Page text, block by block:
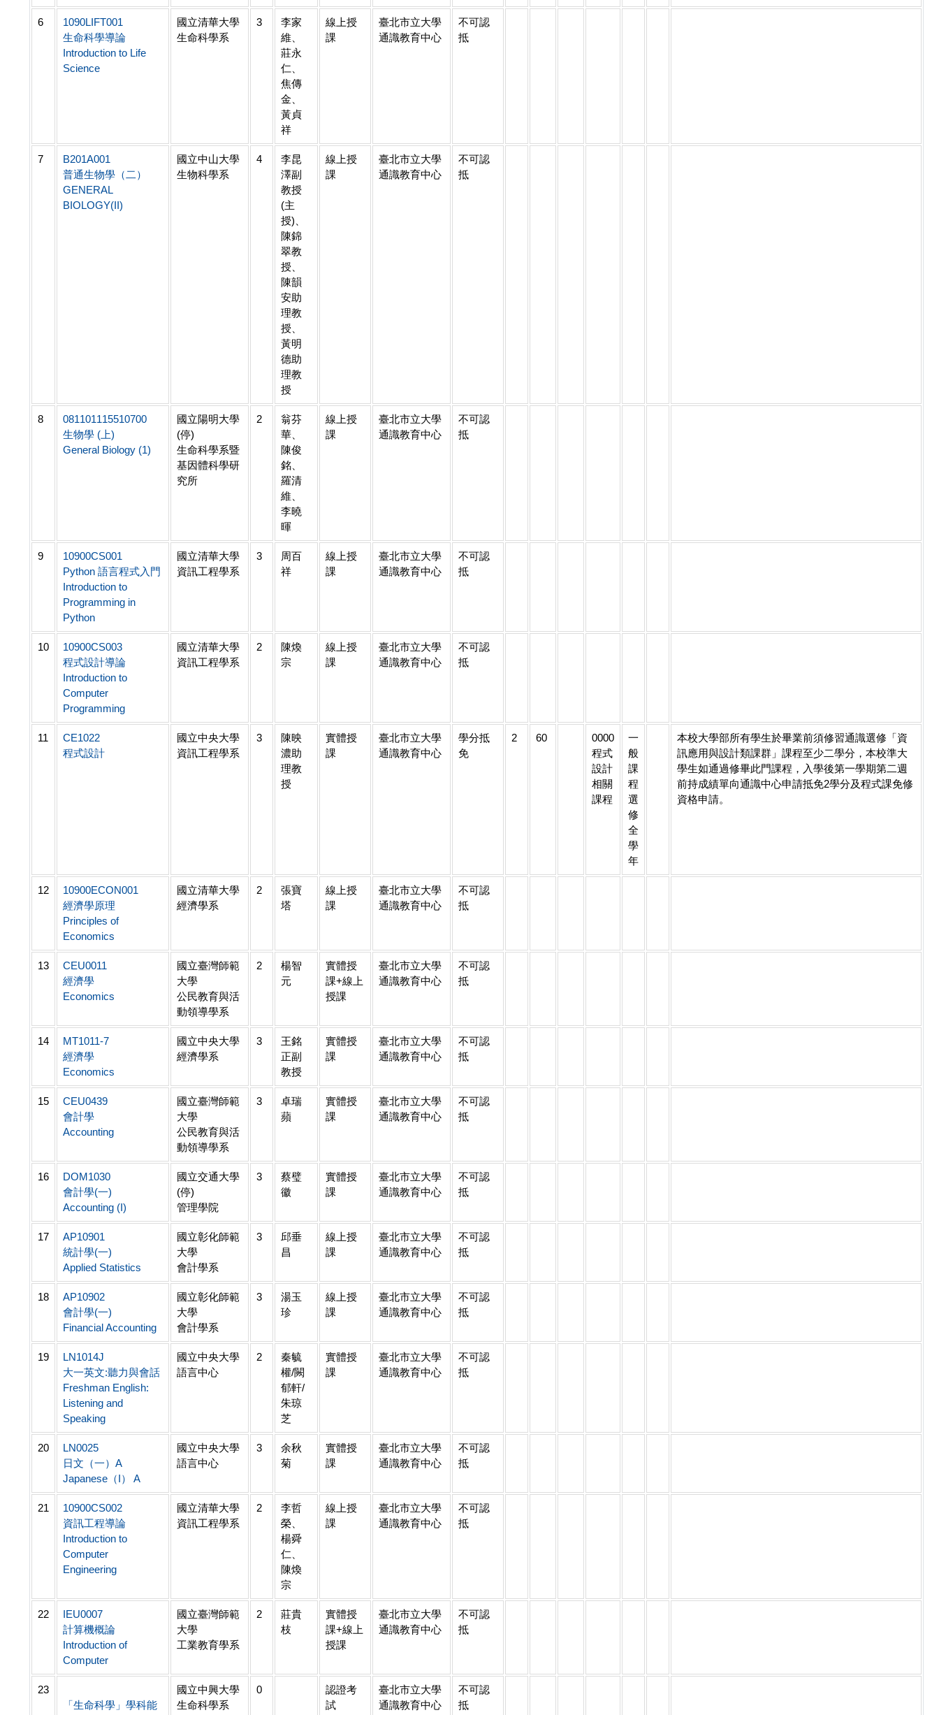
6
1090LIFT001
生命科學導論
Introduction to Life
Science
國立清華大學
生命科學系
3
李家
維、
莊永
仁、
焦傳
金、
黃貞
祥
線上授
課
臺北市立大學
通識教育中心
不可認
抵
7
B201A001
普通生物學（二）
GENERAL
BIOLOGY(II)
國立中山大學
生物科學系
4
李昆
澤副
教授
(主
授)、
陳錦
翠教
授、
陳韻
安助
理教
授、
黃明
德助
理教
授
線上授
課
臺北市立大學
通識教育中心
不可認
抵
8
081101115510700
生物學 (上)
General Biology (1)
國立陽明大學
(停)
生命科學系暨
基因體科學研
究所
2
翁芬
華、
陳俊
銘、
羅清
維、
李曉
暉
線上授
課
臺北市立大學
通識教育中心
不可認
抵
9
10900CS001
Python 語言程式入門
Introduction to
Programming in
Python
國立清華大學
資訊工程學系
3
周百
祥
線上授
課
臺北市立大學
通識教育中心
不可認
抵
10
10900CS003
程式設計導論
Introduction to
Computer
Programming
國立清華大學
資訊工程學系
2
陳煥
宗
線上授
課
臺北市立大學
通識教育中心
不可認
抵
11
CE1022
程式設計
國立中央大學
資訊工程學系
3
陳映
濃助
理教
授
實體授
課
臺北市立大學
通識教育中心
學分抵
免
2 60
0000
程式
設計
相關
課程
一
般
課
程
選
修
全
學
年
本校大學部所有學生於畢業前須修習通識選修「資
訊應用與設計類課群」課程至少二學分，本校準大
學生如通過修畢此門課程，入學後第一學期第二週
前持成績單向通識中心申請抵免2學分及程式課免修
資格申請。
12
10900ECON001
經濟學原理
Principles of
Economics
國立清華大學
經濟學系
2
張寶
塔
線上授
課
臺北市立大學
通識教育中心
不可認
抵
13
CEU0011
經濟學
Economics
國立臺灣師範
大學
公民教育與活
動領導學系
2
楊智
元
實體授
課+線上
授課
臺北市立大學
通識教育中心
不可認
抵
14
MT1011-7
經濟學
Economics
國立中央大學
經濟學系
3
王銘
正副
教授
實體授
課
臺北市立大學
通識教育中心
不可認
抵
15
CEU0439
會計學
Accounting
國立臺灣師範
大學
公民教育與活
動領導學系
3
卓瑞
蘋
實體授
課
臺北市立大學
通識教育中心
不可認
抵
16
DOM1030
會計學(一)
Accounting (I)
國立交通大學
(停)
管理學院
3
蔡璧
徽
實體授
課
臺北市立大學
通識教育中心
不可認
抵
17
AP10901
統計學(一)
Applied Statistics
國立彰化師範
大學
會計學系
3
邱垂
昌
線上授
課
臺北市立大學
通識教育中心
不可認
抵
18
AP10902
會計學(一)
Financial Accounting
國立彰化師範
大學
會計學系
3
湯玉
珍
線上授
課
臺北市立大學
通識教育中心
不可認
抵
19
LN1014J
大一英文:聽力與會話
Freshman English:
Listening and
Speaking
國立中央大學
語言中心
2
秦毓
權/闕
郁軒/
朱琼
芝
實體授
課
臺北市立大學
通識教育中心
不可認
抵
20
LN0025
日文（一）A
Japanese（I） A
國立中央大學
語言中心
3
余秋
菊
實體授
課
臺北市立大學
通識教育中心
不可認
抵
21
10900CS002
資訊工程導論
Introduction to
Computer
Engineering
國立清華大學
資訊工程學系
2
李哲
榮、
楊舜
仁、
陳煥
宗
線上授
課
臺北市立大學
通識教育中心
不可認
抵
22
IEU0007
計算機概論
Introduction of
Computer
國立臺灣師範
大學
工業教育學系
2
莊貴
枝
實體授
課+線上
授課
臺北市立大學
通識教育中心
不可認
抵
23
「生命科學」學科能
國立中興大學
生命科學系
0
認證考
試
臺北市立大學
通識教育中心
不可認
抵